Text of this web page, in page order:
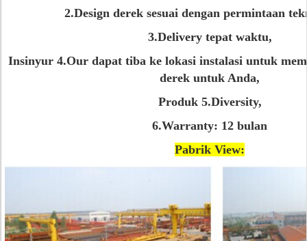
2.Design derek sesuai dengan permintaan
3.Delivery tepat waktu,
Insinyur 4.Our dapat tiba ke lokasi instalasi untuk
derek untuk Anda,
Produk 5.Diversity,
6.Warranty: 12 bulan
Pabrik View: